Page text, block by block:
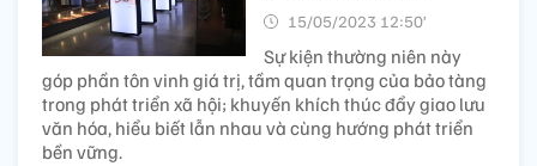
15/05/2023 12:50’
Sự kiện thường niên này
góp phần tôn vinh giá trị, tầm quan trọng của bảo tàng
trong phát triển xã hội; khuyến khích thúc đẩy giao lưu
văn hóa, hiểu biết lẫn nhau và cùng hướng phát triển
bền vững.